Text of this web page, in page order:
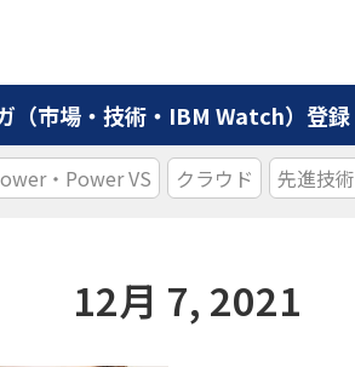
（市場・技術・IBM Watch）登録
・Power VS クラウド 先進技術
12月 7, 2021